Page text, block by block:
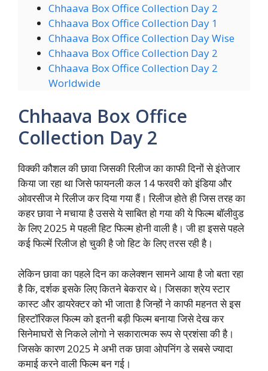
Chhaava Box Office Collection Day 2
Chhaava Box Office Collection Day 1
Chhaava Box Office Collection Day Wise
Chhaava Box Office Collection Day 2
Chhaava Box Office Collection Day 2
Worldwide
Chhaava Box Office
Collection Day 2
विक्की कौशल की छावा जिसकी रिलीज का काफी दिनों से इंतेजार
किया जा रहा था जिसे फायनली कल 14 फरवरी को इंडिया और
ओवरसीज मे रिलीज कर दिया गया हैं। रिलीज होते ही जिस तरह का
कहर छावा ने मचाया है उससे ये साबित हो गया की ये फिल्म बॉलीवुड
के लिए 2025 मे पहली हिट फिल्म होनी वाली है। जी हा इससे पहले
कई फिल्में रिलीज हो चुकी है जो हिट के लिए तरस रही है।
लेकिन छावा का पहले दिन का कलेक्शन सामने आया है जो बता रहा
है कि, दर्शक इसके लिए कितने बेकरार थे। जिसका श्रेय स्टार
कास्ट और डायरेक्टर को भी जाता है जिन्हों ने काफी महनत से इस
हिस्टॉरिकल फिल्म को इतनी बड़ी फिल्म बनाया जिसे देख कर
सिनेमाघरों से निकले लोगो ने सकारात्मक रूप से प्रशंसा की है।
जिसके कारण 2025 मे अभी तक छावा ओपनिंग डे सबसे ज्यादा
कमाई करने वाली फिल्म बन गई।